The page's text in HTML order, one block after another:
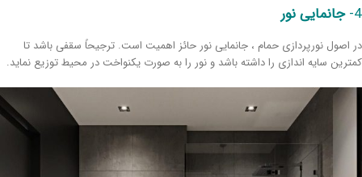
جانمایی نور
اصول نورپردازی حمام ، جانمایی نور حائز اهمیت است. ترجیحاً سقفی باشد تا
سایه اندازی را داشته باشد و نور را به صورت یکنواخت در محیط توزیع نماید.